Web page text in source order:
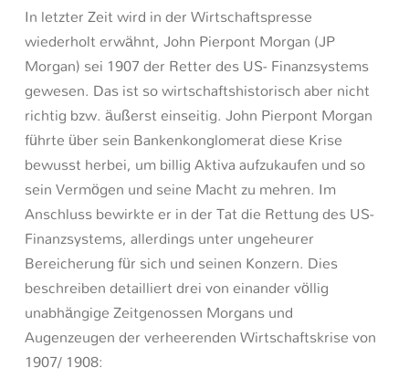
In letzter Zeit wird in der Wirtschaftspresse
wiederholt erwähnt, John Pierpont Morgan (JP
Morgan) sei 1907 der Retter des US- Finanzsystems
gewesen. Das ist so wirtschaftshistorisch aber nicht
richtig bzw. äußerst einseitig. John Pierpont Morgan
führte über sein Bankenkonglomerat diese Krise
bewusst herbei, um billig Aktiva aufzukaufen und so
sein Vermögen und seine Macht zu mehren. Im
Anschluss bewirkte er in der Tat die Rettung des US-
Finanzsystems, allerdings unter ungeheurer
Bereicherung für sich und seinen Konzern. Dies
beschreiben detailliert drei von einander völlig
unabhängige Zeitgenossen Morgans und
Augenzeugen der verheerenden Wirtschaftskrise von
1907/ 1908: